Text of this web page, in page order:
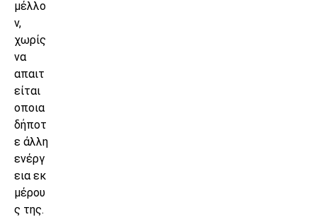
μέλλο
ν,
χωρίς
να
απαιτ
είται
οποια
δήποτ
ε άλλη
ενέργ
εια εκ
μέρου
ς της.